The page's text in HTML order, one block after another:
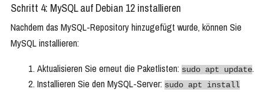
Schritt 4: MySQL auf Debian 12 installieren
Nachdem das MySQL-Repository hinzugefügt wurde, können Sie
MySQL installieren:
Aktualisieren Sie erneut die Paketlisten: sudo apt update.
Installieren Sie den MySQL-Server: sudo apt install